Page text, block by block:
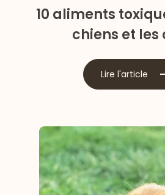
10 aliments
chiens et les
Lire l'article